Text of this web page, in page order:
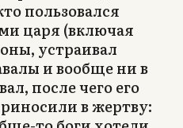
пользовался
царя (включая
устраивал
и вообще ни в
после чего его
в жертву: